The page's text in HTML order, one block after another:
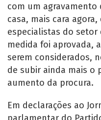
com um
casa, mais cara
especialistas do
medida foi aprovada,
serem considerados,
de subir ainda mais o
aumento da procura.
Em declarações ao
parlamentar do